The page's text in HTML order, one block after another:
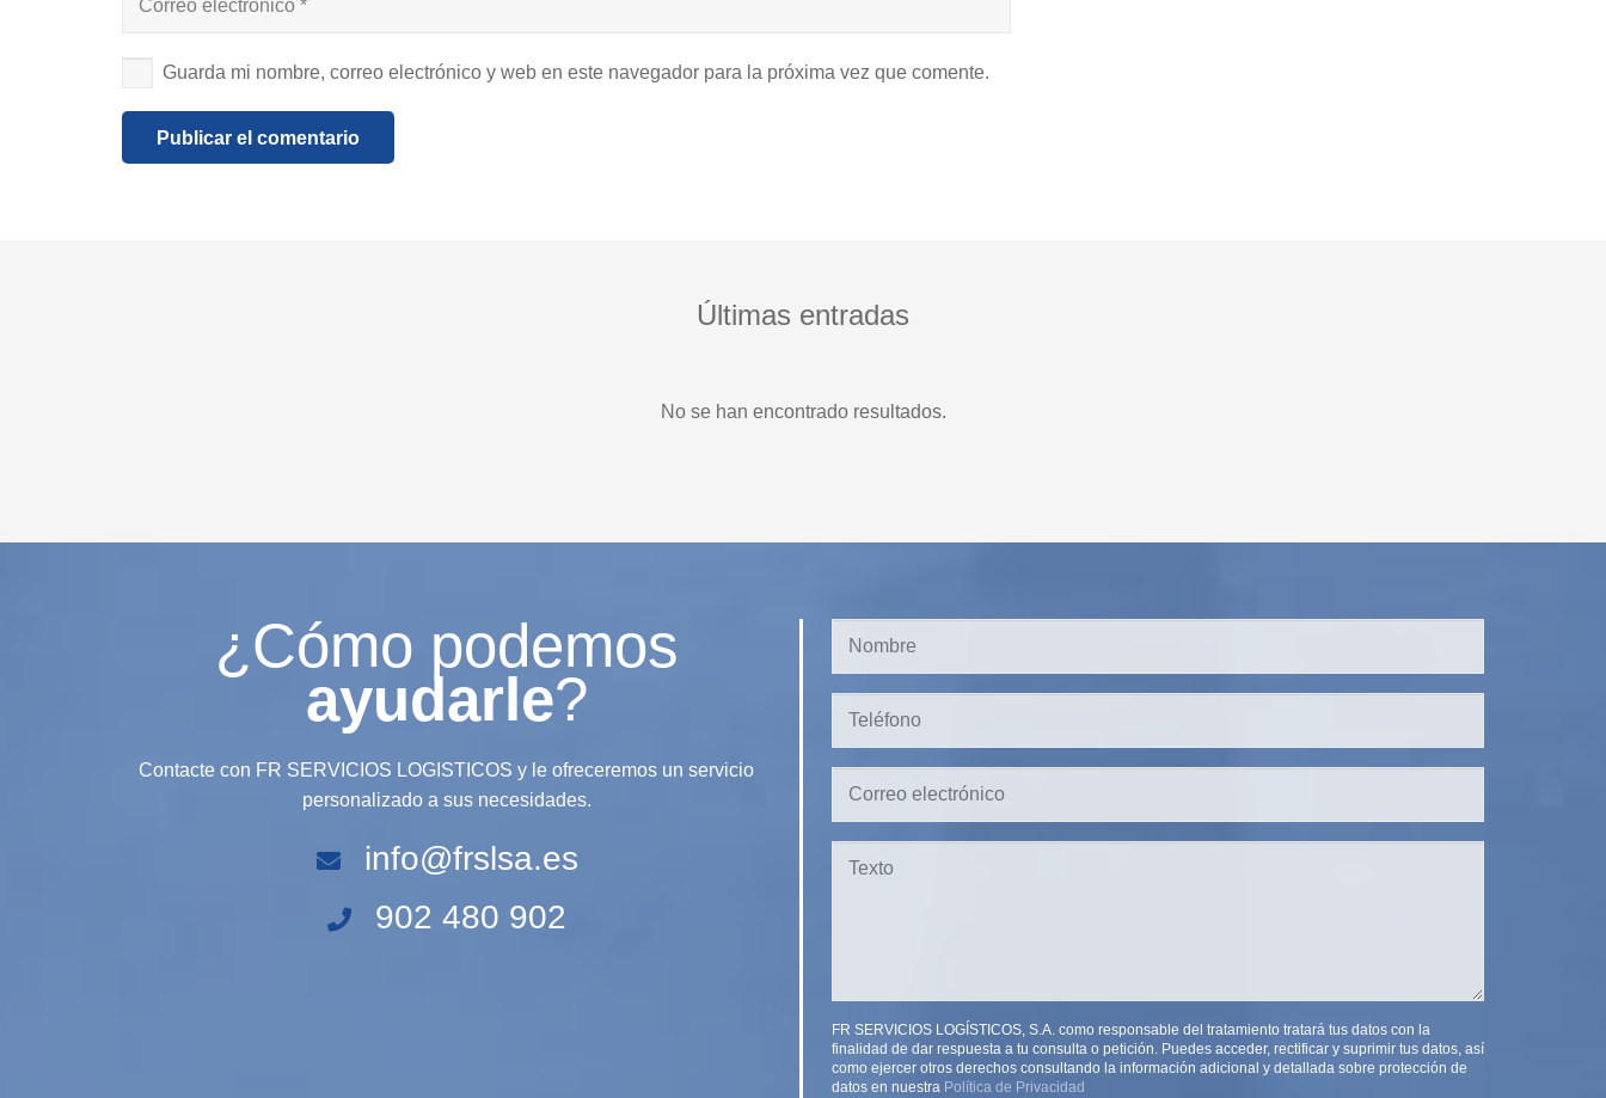
Guarda mi nombre, correo electrónico y web en este navegador para la próxima vez que comente.
Publicar el comentario
Últimas entradas
No se han encontrado resultados.
¿Cómo podemos
ayudarle?
Contacte con FR SERVICIOS LOGISTICOS y le ofreceremos un servicio
personalizado a sus necesidades.
info@frslsa.es
902 480 902
FR SERVICIOS LOGÍSTICOS, S.A. como responsable del tratamiento tratará tus datos con la
finalidad de dar respuesta a tu consulta o petición. Puedes acceder, rectificar y suprimir tus datos, así
como ejercer otros derechos consultando la información adicional y detallada sobre protección de
datos en nuestra Política de Privacidad